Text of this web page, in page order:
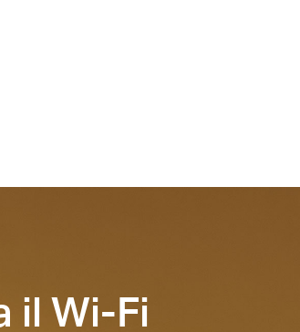
il Wi-Fi